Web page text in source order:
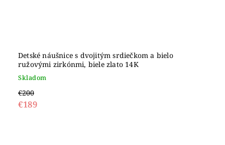
Detské náušnice s dvojitým srdiečkom a bielo
ružovými zirkónmi, biele zlato 14K
Skladom
€200
€189